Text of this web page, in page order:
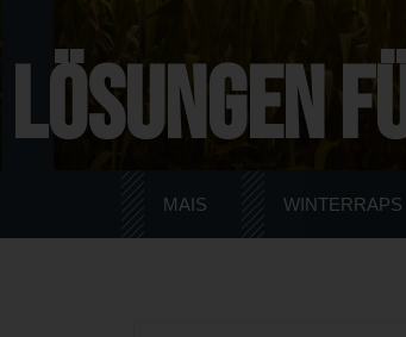
Lösungen
MAIS WINTERRAPS